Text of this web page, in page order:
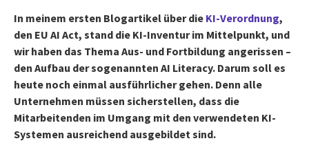
In meinem ersten Blogartikel über die KI-Verordnung,
den EU AI Act, stand die KI-Inventur im Mittelpunkt, und
wir haben das Thema Aus- und Fortbildung angerissen –
den Aufbau der sogenannten AI Literacy. Darum soll es
heute noch einmal ausführlicher gehen. Denn alle
Unternehmen müssen sicherstellen, dass die
Mitarbeitenden im Umgang mit den verwendeten KI-
Systemen ausreichend ausgebildet sind.